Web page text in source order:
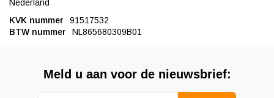
Nederland
KVK nummer
91517532
BTW nummer
NL865680309B01
Meld u aan voor de nieuwsbrief: